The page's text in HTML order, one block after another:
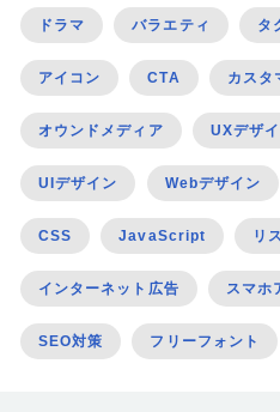
ドラマ バラエティ タ
アイコン CTA カスタ
オウンドメディア UXデザ
UIデザイン Webデザイン
CSS JavaScript リ
インターネット広告 スマホ
SEO対策 フリーフォント